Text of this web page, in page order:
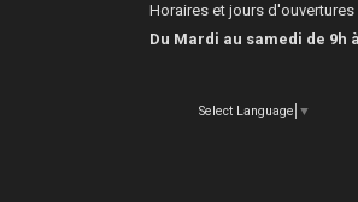
Horaires et jours d'ouvertures
Du Mardi au samedi de 9h
Select Language ▼